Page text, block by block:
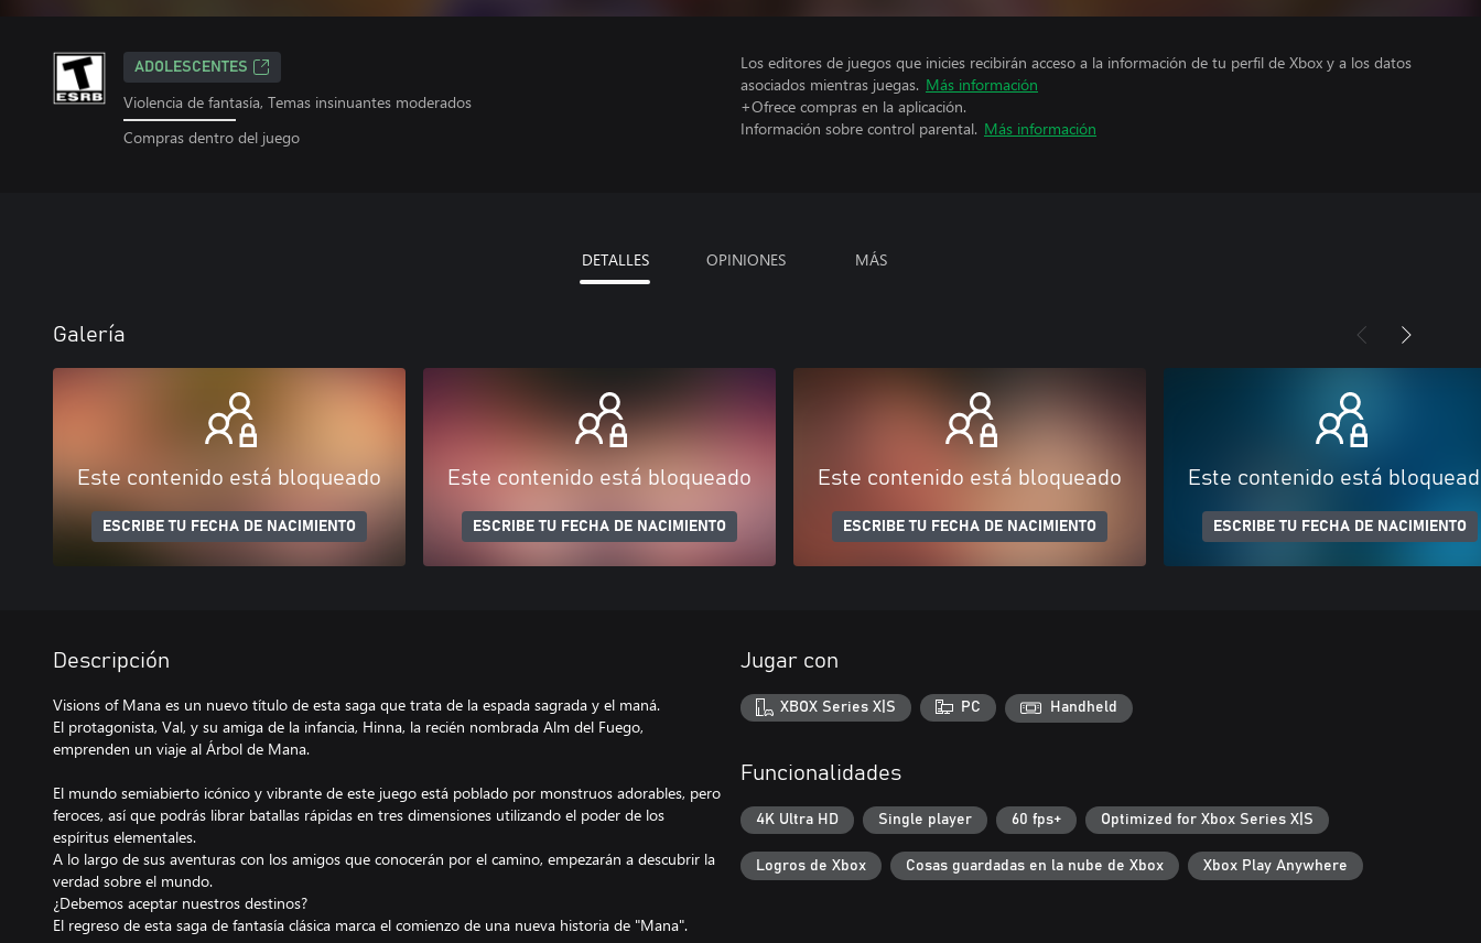
ADOLESCENTES
Violencia de fantasía, Temas insinuantes moderados
Compras dentro del juego
Los editores de juegos que inicies recibirán acceso a la información de tu perfil de Xbox y a los datos
asociados mientras juegas. Más información
+Ofrece compras en la aplicación.
Información sobre control parental. Más información
DETALLES OPINIONES MÁS
Galería
Este contenido está bloqueado
ESCRIBE TU FECHA DE NACIMIENTO
Este contenido está bloqueado
ESCRIBE TU FECHA DE NACIMIENTO
Este contenido está bloqueado
ESCRIBE TU FECHA DE NACIMIENTO
Este contenido está
ESCRIBE TU FECHA DE NACIMIENTO
Descripción
Visions of Mana es un nuevo título de esta saga que trata de la espada sagrada y el maná.
El protagonista, Val, y su amiga de la infancia, Hinna, la recién nombrada Alm del Fuego,
emprenden un viaje al Árbol de Mana.
El mundo semiabierto icónico y vibrante de este juego está poblado por monstruos adorables, pero
feroces, así que podrás librar batallas rápidas en tres dimensiones utilizando el poder de los
espíritus elementales.
A lo largo de sus aventuras con los amigos que conocerán por el camino, empezarán a descubrir la
verdad sobre el mundo.
¿Debemos aceptar nuestros destinos?
El regreso de esta saga de fantasía clásica marca el comienzo de una nueva historia de "Mana".
Jugar con
XBOX Series X|S PC Handheld
Funcionalidades
4K Ultra HD Single player 60 fps+ Optimized for Xbox Series X|S
Logros de Xbox Cosas guardadas en la nube de Xbox Xbox Play Anywhere